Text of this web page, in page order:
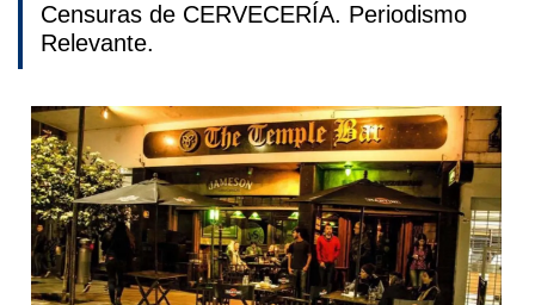
Censuras de CERVECERÍA. Periodismo
Relevante.